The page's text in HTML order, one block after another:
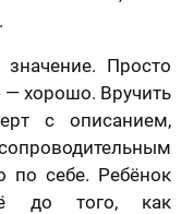
Просто
хорошо. Вручить
с описанием,
себе. Ребёнок
до того, как